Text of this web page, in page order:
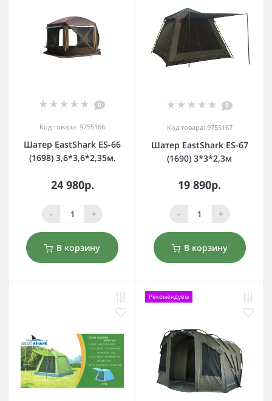
0
Код товара: 9755166
Шатер EastShark ES-66
(1698) 3,6*3,6*2,35м.
24 980р.
- +
В корзину
0
Код товара: 9755167
Шатер EastShark ES-67
(1690) 3*3*2,3м
19 890р.
- +
В корзину
Рекомендуем